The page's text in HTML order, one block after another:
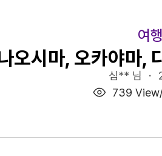
여
오시마, 오카야마,
심** 님 ・
739 View